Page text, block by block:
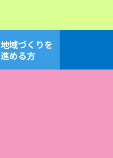
地域づくりを
進める方